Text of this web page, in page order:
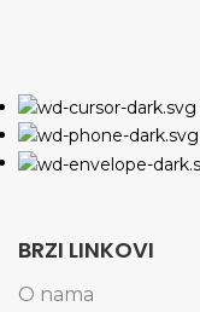
BRZI LINKOVI
O nama